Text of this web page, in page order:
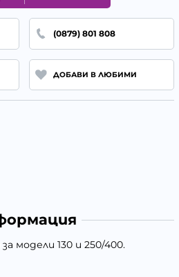
(0879) 801 808
ДОБАВИ В ЛЮБИМИ
модели 130 и 250/400.